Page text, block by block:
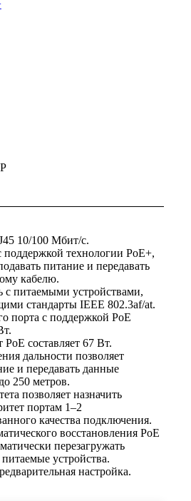
10/100 Мбит/с.
поддержкой технологии PoE+,
питание и передавать
кабелю.
с питаемыми устройствами,
стандарты IEEE 802.3af/at.
порта с поддержкой PoE
составляет 67 Вт.
дальности позволяет
и передавать данные
250 метров.
позволяет назначить
портам 1–2
качества подключения.
восстановления PoE
перезагружать
устройства.
настройка.